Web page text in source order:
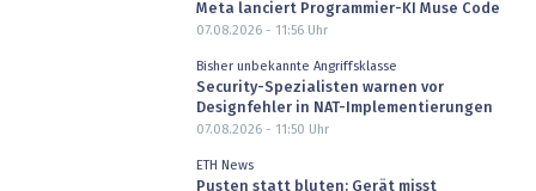
Meta lanciert Programmier-KI Muse Code
07.08.2026 - 11:56Uhr
Bisher unbekannte Angriffsklasse
Security-Spezialisten warnen vor
Designfehler in NAT-Implementierungen
07.08.2026 - 11:50 Uhr
ETH News
Pusten statt bluten: Gerät misst